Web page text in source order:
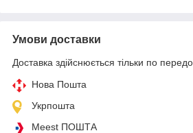
Умови доставки
Доставка здійснюється тільки по
Нова Пошта
Укрпошта
Meest ПОШТА